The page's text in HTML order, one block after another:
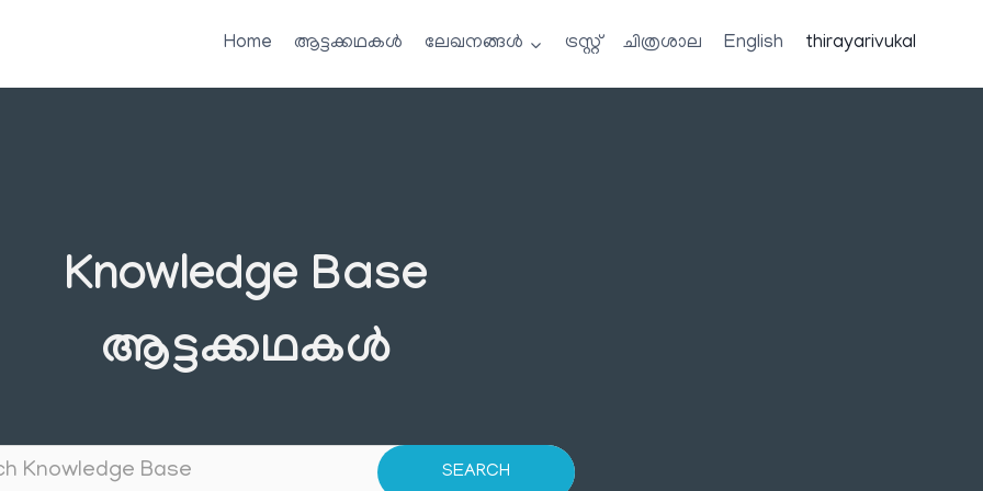
Home ആട്ടക്കഥകൾ ലേഖനങ്ങൾ ട്രസ്റ്റ് ചിത്രശാല English thirayarivukal
Knowledge Base
ആട്ടക്കഥകൾ